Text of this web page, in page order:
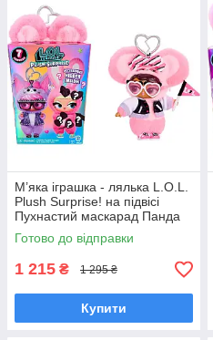
Багатофункціональність
для ляльки, ванночка для
зберігання.
Збери всю серію неймовірних
свою колекцію сюрпризів!
М’яка іграшка - лялька L.O.L.
Plush Surprise! на підвісі
Пухнастий маскарад Панда
Ма Лол з вушками 249498-2
Готово до відправки
1 215 ₴ 1 295 ₴
Купити